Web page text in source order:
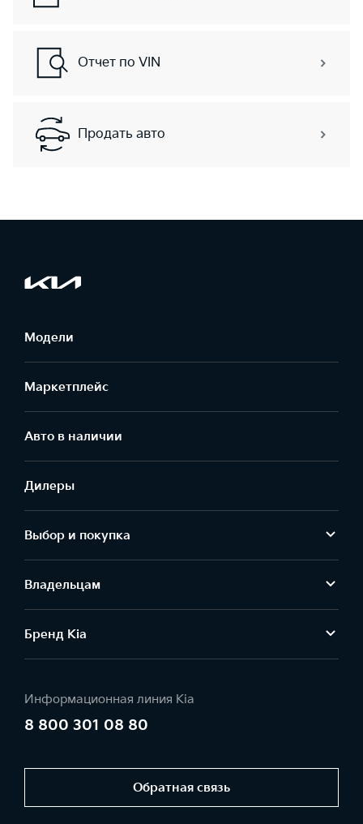
Отчет по VIN
Продать авто
Модели
Маркетплейс
Aвто в наличии
Дилеры
Выбор и покупка
Владельцам
Бренд Kia
Информационная линия Kia
8 800 301 08 80
Обратная связь